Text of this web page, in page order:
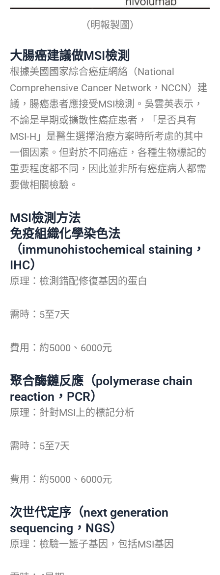
（明報製圖）
大腸癌建議做MSI檢測
根據美國國家綜合癌症網絡（National
Comprehensive Cancer Network，NCCN）建
議，腸癌患者應接受MSI檢測。吳雲英表示，
不論是早期或擴散性癌症患者，「是否具有
MSI-H」是醫生選擇治療方案時所考慮的其中
一個因素。但對於不同癌症，各種生物標記的
重要程度都不同，因此並非所有癌症病人都需
要做相關檢驗。
MSI檢測方法
免疫組織化學染色法
（immunohistochemical staining，
IHC）
原理：檢測錯配修復基因的蛋白
需時：5至7天
費用：約5000、6000元
聚合酶鏈反應（polymerase chain
reaction，PCR）
原理：針對MSI上的標記分析
需時：5至7天
費用：約5000、6000元
次世代定序（next generation
sequencing，NGS）
原理：檢驗一籃子基因，包括MSI基因